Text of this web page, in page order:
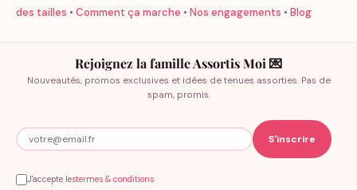
des tailles • Comment ça marche • Nos engagements • Blog
Rejoignez la famille Assortis Moi 💌
Nouveautés, promos exclusives et idées de tenues assorties. Pas de
spam, promis.
J'accepte lestermes & conditions